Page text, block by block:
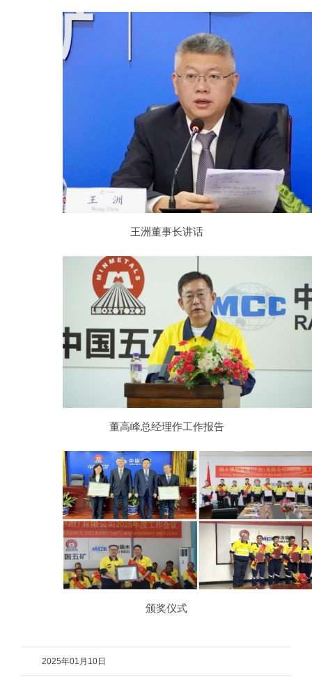
王洲董事长讲话
董高峰总经理作工作报告
颁奖仪式
2025年01月10日